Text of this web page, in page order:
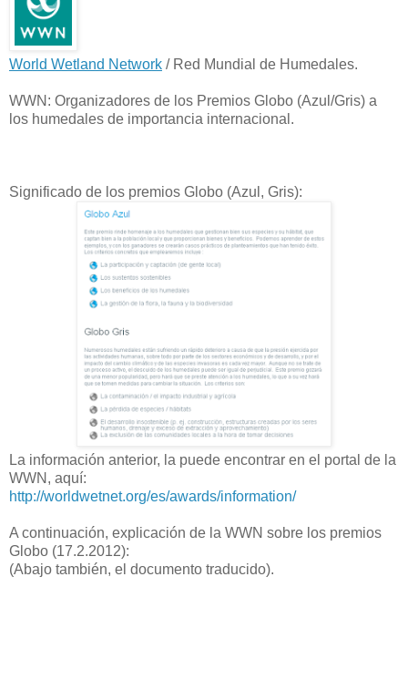
World Wetland Network / Red Mundial de Humedales.
WWN: Organizadores de los Premios Globo (Azul/Gris) a
los humedales de importancia internacional.
Significado de los premios Globo (Azul, Gris):
La información anterior, la puede encontrar en el portal de la
WWN, aquí:
http://worldwetnet.org/es/awards/information/
A continuación, explicación de la WWN sobre los premios
Globo (17.2.2012):
(Abajo también, el documento traducido).